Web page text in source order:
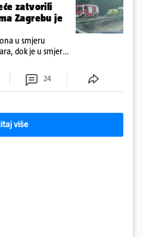
zatvorili
Zagrebu je
u smjeru
dok je u smjeru
24
više